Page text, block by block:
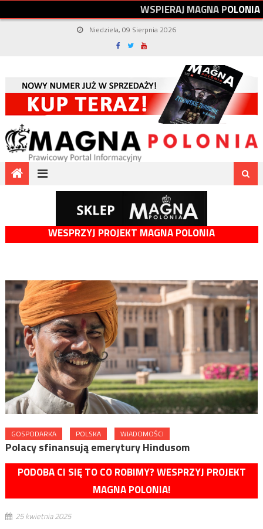
WSPIERAJMAGNAPOLONIA
Niedziela, 09 Sierpnia 2026
WESPRZYJ PROJEKT MAGNA POLONIA
GOSPODARKA POLSKA WIADOMOŚCI
Polacy sfinansują emerytury Hindusom
PODOBA CI SIĘ TO CO ROBIMY? WESPRZYJ PROJEKT
MAGNA POLONIA!
25 kwietnia 2025